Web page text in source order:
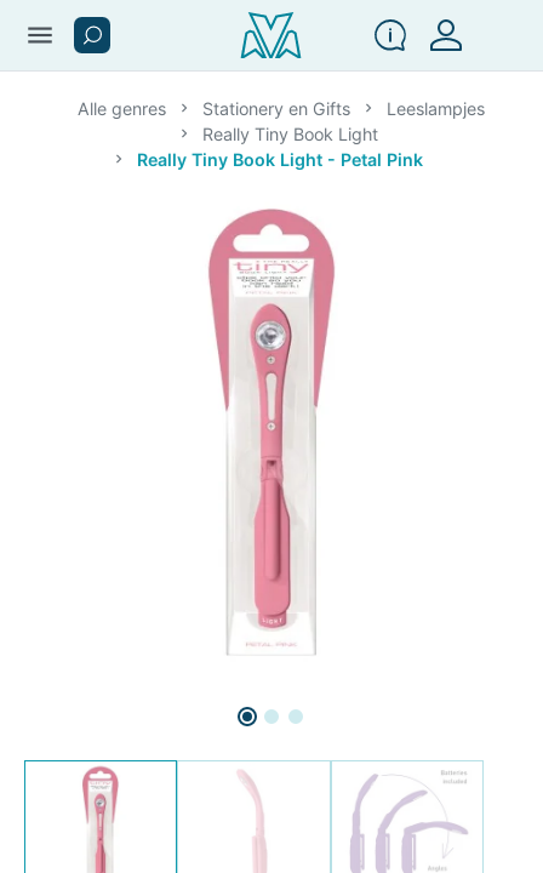
menu
Alle genres Stationery en Gifts
Leeslampjes
Really Tiny Book Light
Really Tiny Book Light - Petal Pink